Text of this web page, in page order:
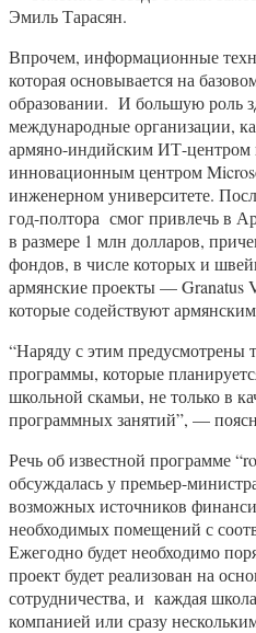
Эмиль Тарасян.
Впрочем, информационные
которая основывается на
образовании. И большую роль
международные организации,
армяно-индийским ИТ-центром
инновационным центром
инженерном университете.
год-полтора смог привлечь в
в размере 1 млн долларов,
фондов, в числе которых и
армянские проекты — Granatus
которые содействуют
“Наряду с этим предусмотрены
программы, которые
школьной скамьи, не только в
программных занятий”, —
Речь об известной программе
обсуждалась у премьер-
возможных источников
необходимых помещений с
Ежегодно будет необходимо
проект будет реализован на
сотрудничества, и каждая
компанией или сразу